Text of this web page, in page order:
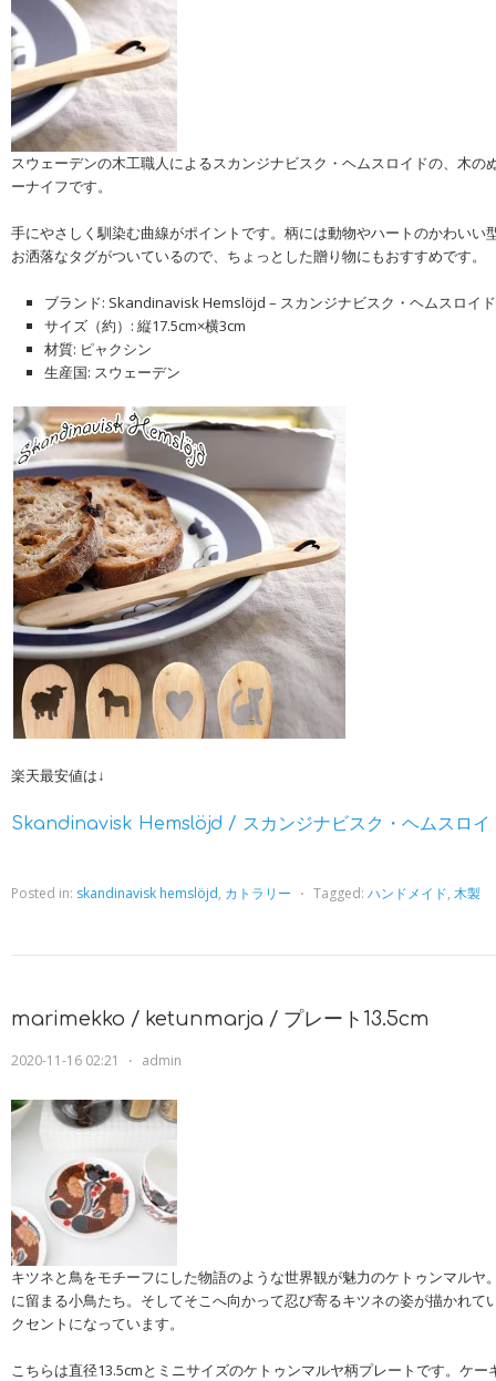
スウェーデンの木工職人によるスカンジナビスク・ヘムスロイドの、木の
ーナイフです。
手にやさしく馴染む曲線がポイントです。柄には動物やハートのかわいい
お洒落なタグがついているので、ちょっとした贈り物にもおすすめです。
ブランド: Skandinavisk Hemslöjd – スカンジナビスク・ヘムスロイ
サイズ（約）: 縦17.5cm×横3cm
材質: ピャクシン
生産国: スウェーデン
楽天最安値は↓
Skandinavisk Hemslöjd / スカンジナビスク・ヘムスロイ
Posted in: skandinavisk hemslöjd, カトラリー ⋅ Tagged: ハンドメイド, 木製
marimekko / ketunmarja / プレート13.5cm
2020-11-16 02:21 ⋅ admin
キツネと鳥をモチーフにした物語のような世界観が魅力のケトゥンマルヤ
に留まる小鳥たち。そしてそこへ向かって忍び寄るキツネの姿が描かれて
クセントになっています。
こちらは直径13.5cmとミニサイズのケトゥンマルヤ柄プレートです。ケー